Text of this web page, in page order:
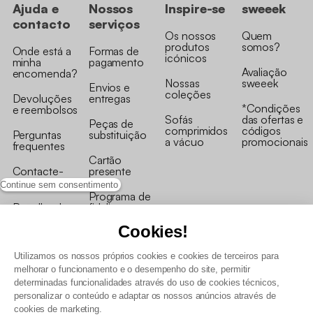
Continue sem consentimento
Cookies!
Utilizamos os nossos próprios cookies e cookies de terceiros para
melhorar o funcionamento e o desempenho do site, permitir
determinadas funcionalidades através do uso de cookies técnicos,
personalizar o conteúdo e adaptar os nossos anúncios através de
cookies de marketing.
Ajuda e
contacto
Onde está a
minha
encomenda?
Devoluções
e reembolsos
Perguntas
frequentes
Contacte-
nos
Recolha de
Nossos
serviços
Formas de
pagamento
Envios e
entregas
Peças de
substituição
Cartão
presente
Programa de
fidelizaçao
Inspire-se
Os nossos
produtos
icónicos
Nossas
coleções
Sofás
comprimidos
a vácuo
sweeek
Quem
somos?
Avaliação
sweeek
*Condições
das ofertas e
códigos
promocionais
Termos e Condições Gerais de Venda e Aviso Legal